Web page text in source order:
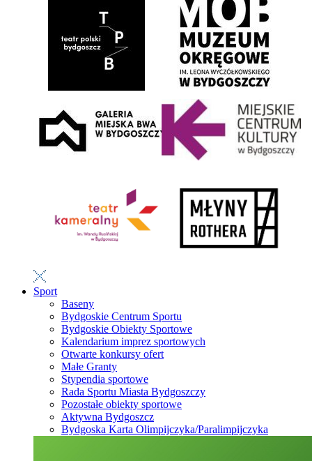
Sport
Baseny
Bydgoskie Centrum Sportu
Bydgoskie Obiekty Sportowe
Kalendarium imprez sportowych
Otwarte konkursy ofert
Małe Granty
Stypendia sportowe
Rada Sportu Miasta Bydgoszczy
Pozostałe obiekty sportowe
Aktywna Bydgoszcz
Bydgoska Karta Olimpijczyka/Paralimpijczyka